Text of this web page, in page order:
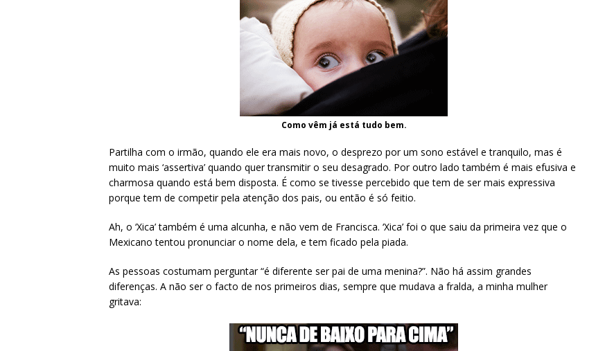
Como vêm já está tudo bem.
Partilha com o irmão, quando ele era mais novo, o desprezo por um sono estável e tranquilo, mas é
muito mais ‘assertiva’ quando quer transmitir o seu desagrado. Por outro lado também é mais efusiva e
charmosa quando está bem disposta. É como se tivesse percebido que tem de ser mais expressiva
porque tem de competir pela atenção dos pais, ou então é só feitio.
Ah, o ‘Xica’ também é uma alcunha, e não vem de Francisca. ‘Xica’ foi o que saiu da primeira vez que o
Mexicano tentou pronunciar o nome dela, e tem ficado pela piada.
As pessoas costumam perguntar “é diferente ser pai de uma menina?”. Não há assim grandes
diferenças. A não ser o facto de nos primeiros dias, sempre que mudava a fralda, a minha mulher
gritava: